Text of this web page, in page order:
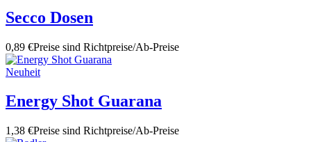
Secco Dosen
0,89 €Preise sind Richtpreise/Ab-Preise
Neuheit
Energy Shot Guarana
1,38 €Preise sind Richtpreise/Ab-Preise